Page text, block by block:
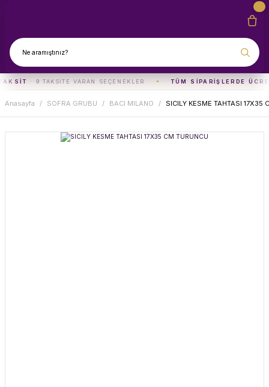
· 9 TAKSITE VARAN SEÇENEKLER TÜM SIPARIŞLERDE
Anasayfa SOFRA GRUBU BACI MILANO SICILY KESME TAHTASI 17X35